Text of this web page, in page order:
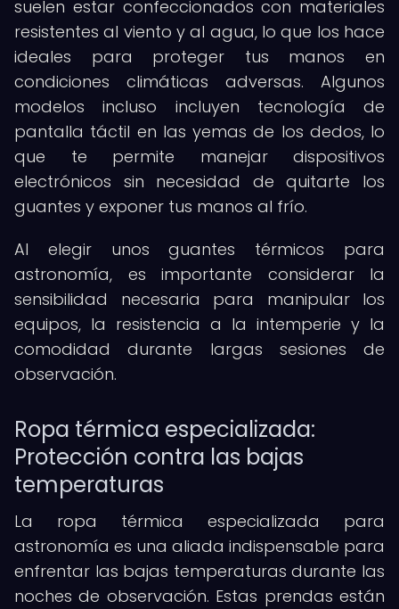
suelen estar confeccionados con materiales
resistentes al viento y al agua, lo que los hace
ideales para proteger tus manos en
condiciones climáticas adversas. Algunos
modelos incluso incluyen tecnología de
pantalla táctil en las yemas de los dedos, lo
que te permite manejar dispositivos
electrónicos sin necesidad de quitarte los
guantes y exponer tus manos al frío.
Al elegir unos guantes térmicos para
astronomía, es importante considerar la
sensibilidad necesaria para manipular los
equipos, la resistencia a la intemperie y la
comodidad durante largas sesiones de
observación.
Ropa térmica especializada:
Protección contra las bajas
temperaturas
La ropa térmica especializada para
astronomía es una aliada indispensable para
enfrentar las bajas temperaturas durante las
noches de observación. Estas prendas están